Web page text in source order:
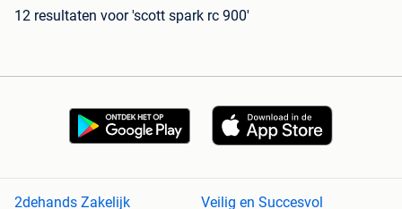
12 resultaten voor 'scott spark rc 900'
2dehands Zakelijk
Veilig en Succesvol